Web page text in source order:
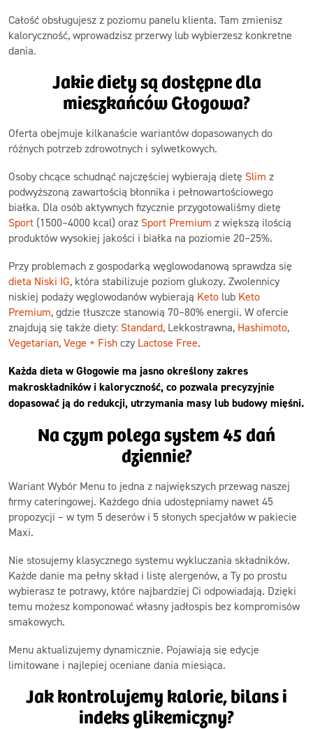
Całość obsługujesz z poziomu panelu klienta. Tam zmienisz
kaloryczność, wprowadzisz przerwy lub wybierzesz konkretne
dania.
Jakie diety są dostępne dla
mieszkańców Głogowa?
Oferta obejmuje kilkanaście wariantów dopasowanych do
różnych potrzeb zdrowotnych i sylwetkowych.
Osoby chcące schudnąć najczęściej wybierają dietę Slim z
podwyższoną zawartością błonnika i pełnowartościowego
białka. Dla osób aktywnych fizycznie przygotowaliśmy dietę
Sport (1500–4000 kcal) oraz Sport Premium z większą ilością
produktów wysokiej jakości i białka na poziomie 20–25%.
Przy problemach z gospodarką węglowodanową sprawdza się
dieta Niski IG, która stabilizuje poziom glukozy. Zwolennicy
niskiej podaży węglowodanów wybierają Keto lub Keto
Premium, gdzie tłuszcze stanowią 70–80% energii. W ofercie
znajdują się także diety: Standard, Lekkostrawna, Hashimoto,
Vegetarian, Vege + Fish czy Lactose Free.
Każda dieta w Głogowie ma jasno określony zakres
makroskładników i kaloryczność, co pozwala precyzyjnie
dopasować ją do redukcji, utrzymania masy lub budowy mięśni.
Na czym polega system 45 dań
dziennie?
Wariant Wybór Menu to jedna z największych przewag naszej
firmy cateringowej. Każdego dnia udostępniamy nawet 45
propozycji – w tym 5 deserów i 5 słonych specjałów w pakiecie
Maxi.
Nie stosujemy klasycznego systemu wykluczania składników.
Każde danie ma pełny skład i listę alergenów, a Ty po prostu
wybierasz te potrawy, które najbardziej Ci odpowiadają. Dzięki
temu możesz komponować własny jadłospis bez kompromisów
smakowych.
Menu aktualizujemy dynamicznie. Pojawiają się edycje
limitowane i najlepiej oceniane dania miesiąca.
Jak kontrolujemy kalorie, bilans i
indeks glikemiczny?